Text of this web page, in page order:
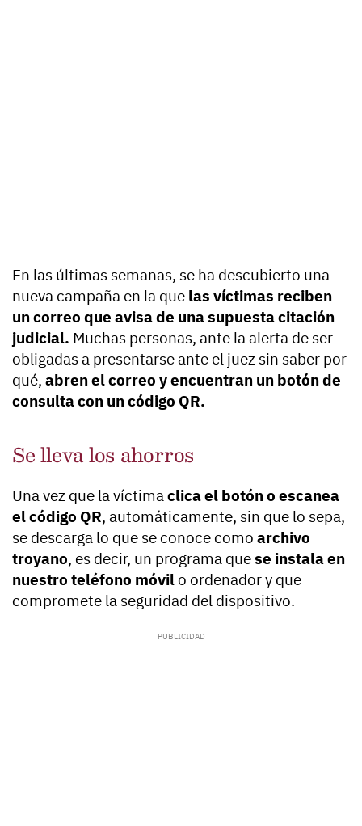
En las últimas semanas, se ha descubierto una
nueva campaña en la que las víctimas reciben
un correo que avisa de una supuesta citación
judicial. Muchas personas, ante la alerta de ser
obligadas a presentarse ante el juez sin saber por
qué, abren el correo y encuentran un botón de
consulta con un código QR.
Se lleva los ahorros
Una vez que la víctimaclica el botón o escanea
el código QR, automáticamente, sin que lo sepa,
se descarga lo que se conoce como archivo
troyano, es decir, un programa quese instala en
nuestro teléfono móvil o ordenador y que
compromete la seguridad del dispositivo.